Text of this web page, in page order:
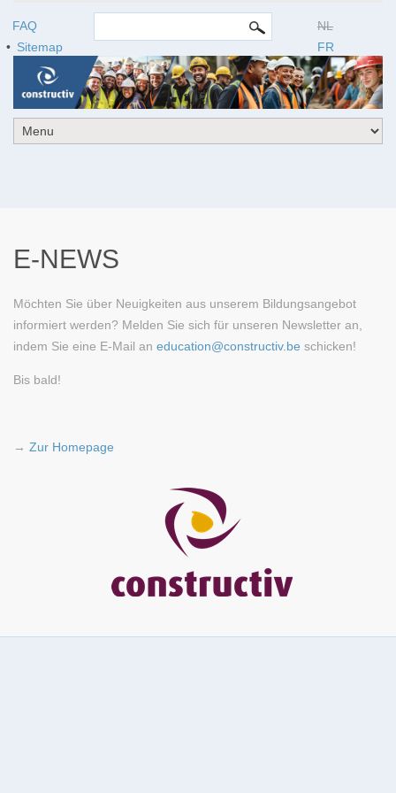
SUCHFORMULAR
FAQ
Sitemap
NL
FR
E-NEWS
Möchten Sie über Neuigkeiten aus unserem Bildungsangebot
informiert werden? Melden Sie sich für unseren Newsletter an,
indem Sie eine E-Mail an education@constructiv.be schicken!
Bis bald!
→ Zur Homepage